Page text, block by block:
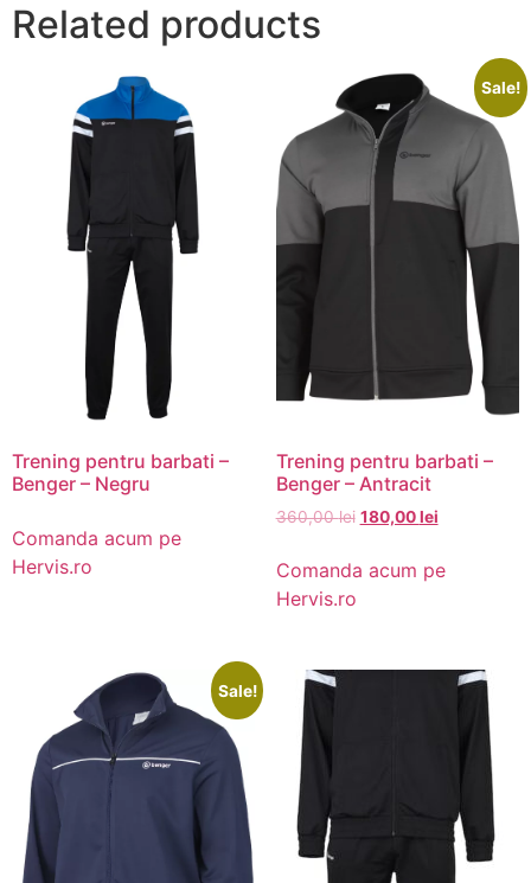
Related products
Trening pentru barbati –
Benger – Negru
Comanda acum pe
Hervis.ro
Sale!
Trening pentru barbati –
Benger – Antracit
360,00lei 180,00lei
Comanda acum pe
Hervis.ro
Sale!